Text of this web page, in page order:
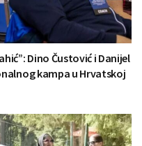
Dino Čustović i Danijel
kampa u Hrvatskoj